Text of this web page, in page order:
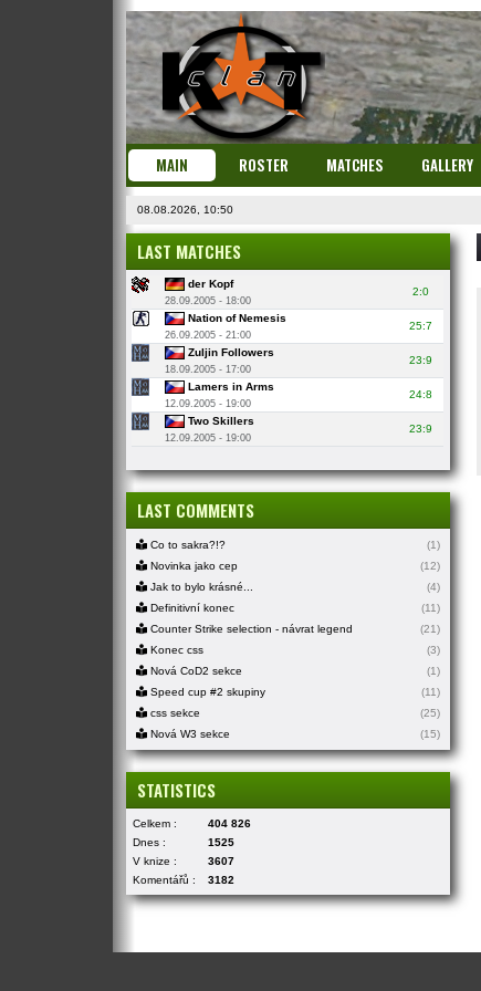
MAIN ROSTER MATCHES GALLERY
08.08.2026, 10:50
LAST MATCHES
der Kopf
28.09.2005 - 18:00
2:0
Nation of Nemesis
26.09.2005 - 21:00
25:7
Zuljin Followers
18.09.2005 - 17:00
23:9
Lamers in Arms
12.09.2005 - 19:00
24:8
Two Skillers
12.09.2005 - 19:00
23:9
LAST COMMENTS
Co to sakra?!?
(1)
Novinka jako cep
(12)
Jak to bylo krásné...
(4)
Definitivní konec
(11)
Counter Strike selection - návrat legend
(21)
Konec css
(3)
Nová CoD2 sekce
(1)
Speed cup #2 skupiny
(11)
css sekce
(25)
Nová W3 sekce
(15)
STATISTICS
Celkem :
404 826
Dnes :
1525
V knize :
3607
Komentářů :
3182